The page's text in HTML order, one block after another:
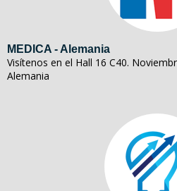
MEDICA - Alemania
Visítenos en el Hall 16 C40.
Alemania